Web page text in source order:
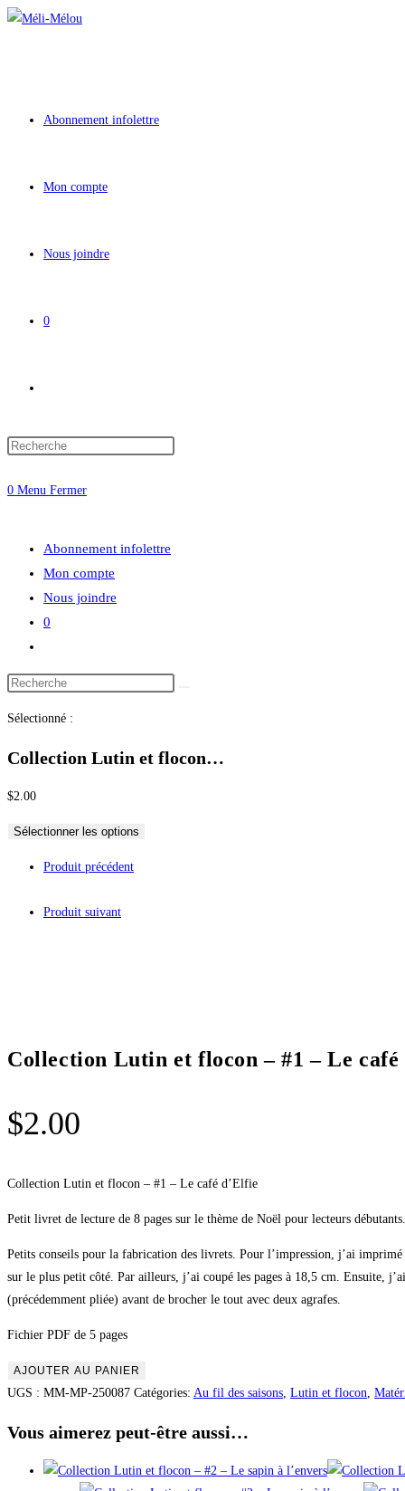
Aller
Abonnement infolettre
Mon compte
Nous joindre
0
website
0 Menu Fermer
Abonnement infolettre
Mon compte
Nous joindre
0
search
Search
Sélectionné :
Collection Lutin et flocon…
$2.00
Sélectionner les options
Produit précédent
Produit suivant
Collection Lutin et flocon – #1 – Le café
$2.00
Collection Lutin et flocon – #1 – Le café d’Elfie
Petit livret de lecture de 8 pages sur le thème de Noël pour lecteurs
Petits conseils pour la fabrication des livrets. Pour l’impression, j’ai
sur le plus petit côté. Par ailleurs, j’ai coupé les pages à 18,5 cm. Ensuite,
(précédemment pliée) avant de brocher le tout avec deux agrafes.
Fichier PDF de 5 pages
quantité
de
Lutin
AJOUTER AU PANIER
UGS : MM-MP-250087 Catégories: Au fil des saisons, Lutin et flocon,
Vous aimerez peut-être aussi…